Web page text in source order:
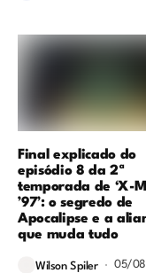
Final explicado do
episódio 8 da 2ª
temporada de ‘X-
’97’: o segredo de
Apocalipse e a
que muda tudo
Wilson Spiler 05/